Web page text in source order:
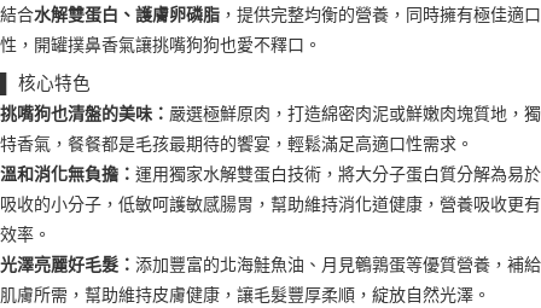
結合水解雙蛋白、護膚卵磷脂 ，提供完整均衡的營養，同時擁有極佳適口
性，開罐撲鼻香氣讓挑嘴狗狗也愛不釋口。
▌ 核心特色
挑嘴狗也清盤的美味： 嚴選極鮮原肉，打造綿密肉泥或鮮嫩肉塊質地，獨
特香氣，餐餐都是毛孩最期待的饗宴，輕鬆滿足高適口性需求。
溫和消化無負擔： 運用獨家水解雙蛋白技術，將大分子蛋白質分解為易於
吸收的小分子，低敏呵護敏感腸胃，幫助維持消化道健康，營養吸收更有
效率。
光澤亮麗好毛髮： 添加豐富的北海鮭魚油、月見鵪鶉蛋等優質營養，補給
肌膚所需，幫助維持皮膚健康，讓毛髮豐厚柔順，綻放自然光澤。